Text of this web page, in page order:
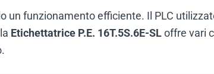
un funzionamento efficiente. Il PLC
Etichettatrice P.E. 16T.5S.6E-SLoffre vari